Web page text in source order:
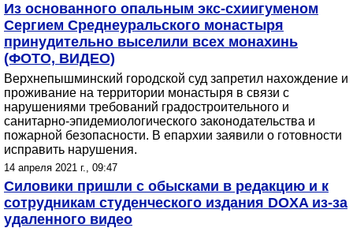
Из основанного опальным экс-схиигуменом
Сергием Среднеуральского монастыря
принудительно выселили всех монахинь
(ФОТО, ВИДЕО)
Верхнепышминский городской суд запретил нахождение и
проживание на территории монастыря в связи с
нарушениями требований градостроительного и
санитарно-эпидемиологического законодательства и
пожарной безопасности. В епархии заявили о готовности
исправить нарушения.
14 апреля 2021 г., 09:47
Силовики пришли с обысками в редакцию и к
сотрудникам студенческого издания DOXA из-за
удаленного видео